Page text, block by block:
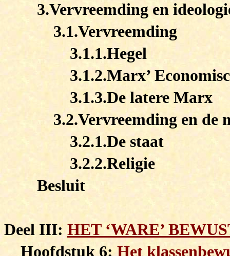
3.Vervreemding en
3.1.Vervreemding
3.1.1.Hegel
3.1.2.Marx’
3.1.3.De latere Marx
3.2.Vervreemding en
3.2.1.De staat
3.2.2.Religie
Besluit
Deel III: HET ‘WARE’
Hoofdstuk 6: Het